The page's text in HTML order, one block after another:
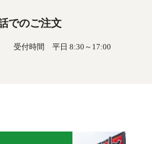
でのご注文
受付時間 平日 8:30～17:00